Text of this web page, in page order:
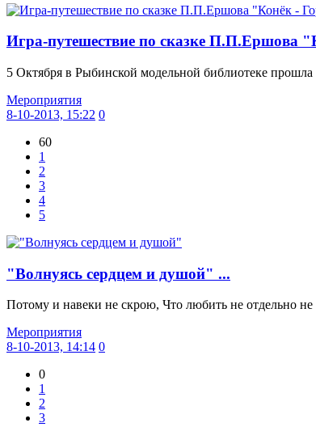
Игра-путешествие по сказке П.П.Ершова
5 Октября в Рыбинской модельной библиотеке
Мероприятия
8-10-2013, 15:22 0
60
1
2
3
4
5
"Волнуясь сердцем и душой" ...
Потому и навеки не скрою, Что любить не отдельно
Мероприятия
8-10-2013, 14:14 0
0
1
2
3